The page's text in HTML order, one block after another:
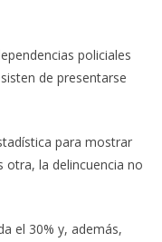
policiales
de presentarse
para mostrar
otra, la delincuencia no
el 30% y, además,